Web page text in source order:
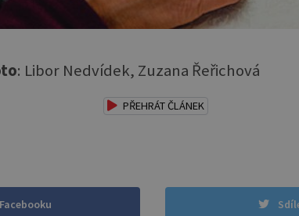
: Libor Nedvídek, Zuzana Řeřichová
PŘEHRÁT ČLÁNEK